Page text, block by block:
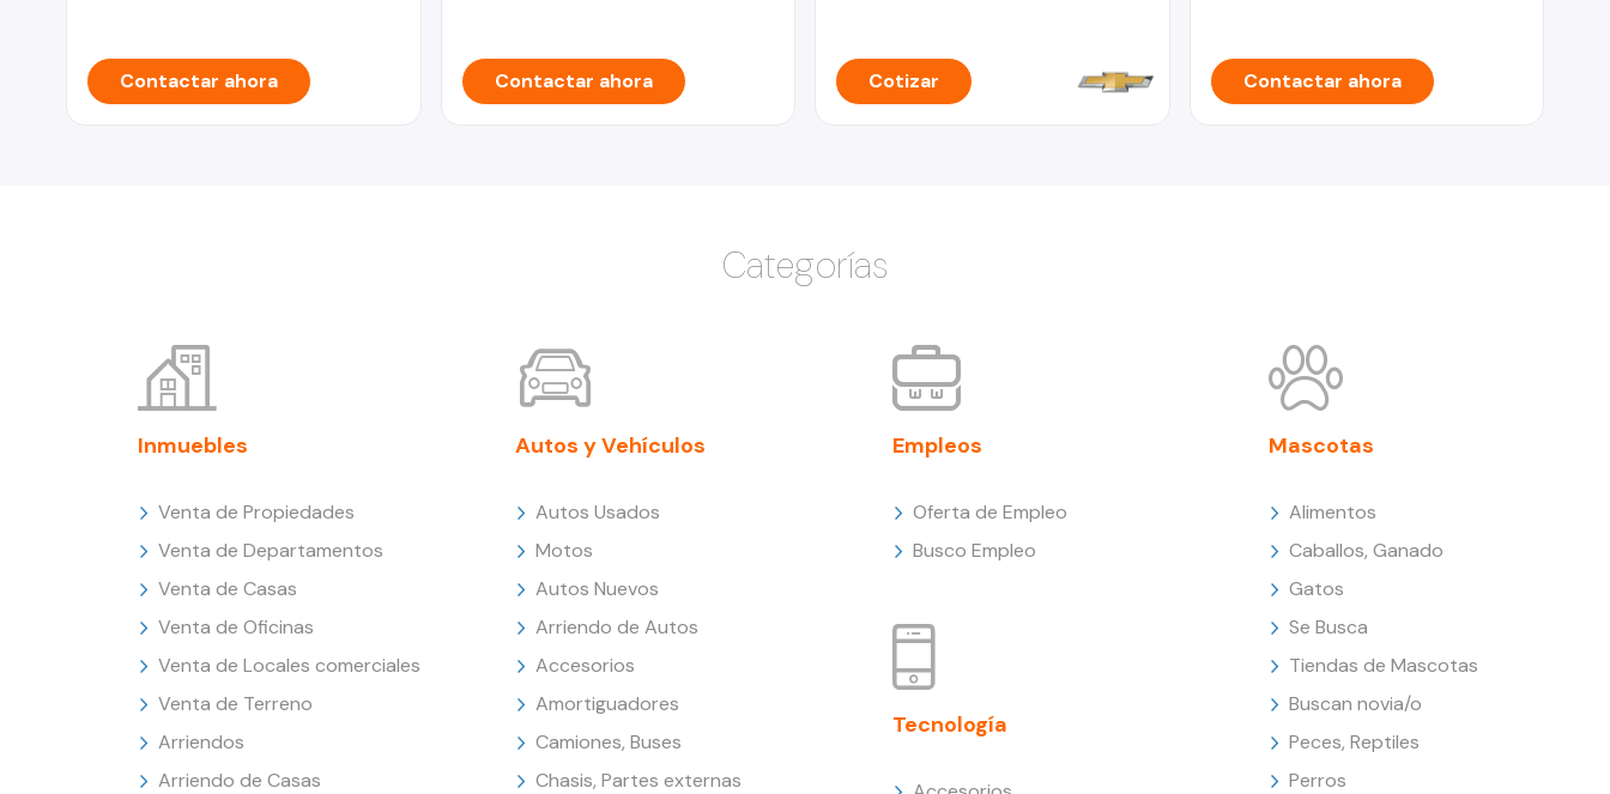
Contactar ahora Contactar ahora Cotizar Contactar ahora
Categorías
Inmuebles
Venta de Propiedades
Venta de Departamentos
Venta de Casas
Venta de Oficinas
Venta de Locales comerciales
Venta de Terreno
Arriendos
Arriendo de Casas
Autos y Vehículos
Autos Usados
Motos
Autos Nuevos
Arriendo de Autos
Accesorios
Amortiguadores
Camiones, Buses
Chasis, Partes externas
Empleos
Oferta de Empleo
Busco Empleo
Tecnología
Mascotas
Alimentos
Caballos, Ganado
Gatos
Se Busca
Tiendas de Mascotas
Buscan novia/o
Peces, Reptiles
Perros